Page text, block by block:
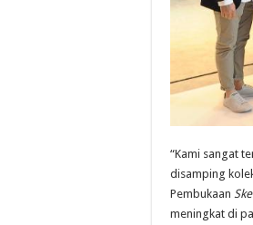
“Kami sangat
disamping
Pembukaan
meningkat di